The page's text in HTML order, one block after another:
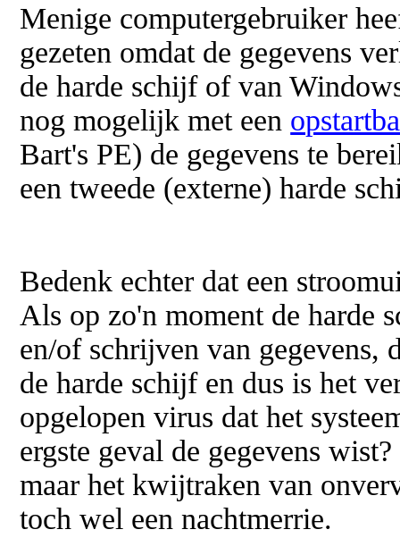
Menige computergebruiker
gezeten omdat de gegevens
de harde schijf of van
nog mogelijk met een
Bart's PE) de gegevens te
een tweede (externe) harde
Bedenk echter dat een
Als op zo'n moment de harde
en/of schrijven van gegevens,
de harde schijf en dus is het
opgelopen virus dat het
ergste geval de gegevens
maar het kwijtraken van
toch wel een nachtmerrie.